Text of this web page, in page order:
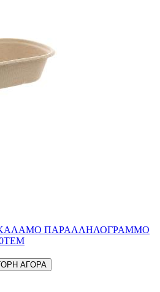
ΠΑΡΑΛΛΗΛΟΓΡΑΜΜΟ
ΑΓΟΡΑ